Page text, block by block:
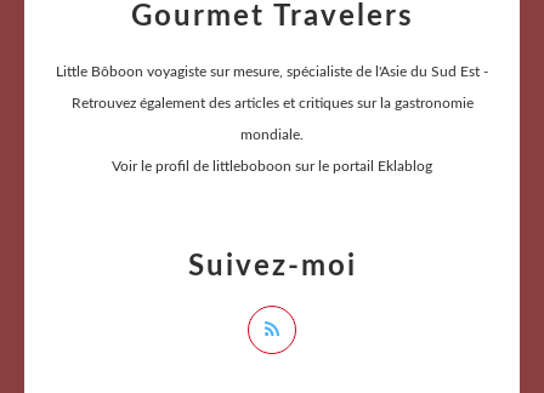
Gourmet Travelers
Little Bôboon voyagiste sur mesure, spécialiste de l'Asie du Sud Est -
Retrouvez également des articles et critiques sur la gastronomie
mondiale.
Voir le profil de littleboboon sur le portail Eklablog
Suivez-moi